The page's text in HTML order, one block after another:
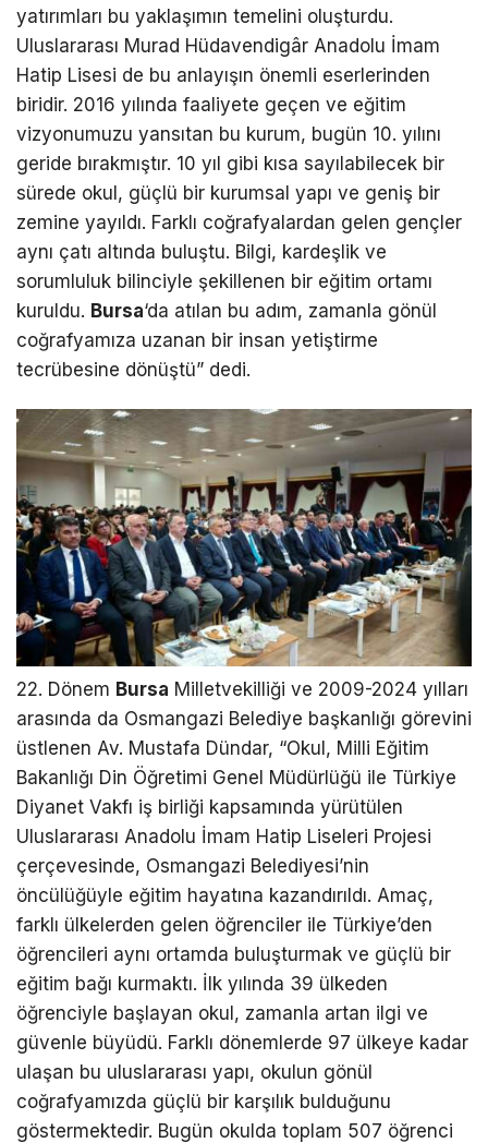
yatırımları bu yaklaşımın temelini oluşturdu.
Uluslararası Murad Hüdavendigâr Anadolu İmam
Hatip Lisesi de bu anlayışın önemli eserlerinden
biridir. 2016 yılında faaliyete geçen ve eğitim
vizyonumuzu yansıtan bu kurum, bugün 10. yılını
geride bırakmıştır. 10 yıl gibi kısa sayılabilecek bir
sürede okul, güçlü bir kurumsal yapı ve geniş bir
zemine yayıldı. Farklı coğrafyalardan gelen gençler
aynı çatı altında buluştu. Bilgi, kardeşlik ve
sorumluluk bilinciyle şekillenen bir eğitim ortamı
kuruldu. Bursa‘da atılan bu adım, zamanla gönül
coğrafyamıza uzanan bir insan yetiştirme
tecrübesine dönüştü” dedi.
22. Dönem Bursa Milletvekilliği ve 2009-2024 yılları
arasında da Osmangazi Belediye başkanlığı görevini
üstlenen Av. Mustafa Dündar, “Okul, Milli Eğitim
Bakanlığı Din Öğretimi Genel Müdürlüğü ile Türkiye
Diyanet Vakfı iş birliği kapsamında yürütülen
Uluslararası Anadolu İmam Hatip Liseleri Projesi
çerçevesinde, Osmangazi Belediyesi’nin
öncülüğüyle eğitim hayatına kazandırıldı. Amaç,
farklı ülkelerden gelen öğrenciler ile Türkiye’den
öğrencileri aynı ortamda buluşturmak ve güçlü bir
eğitim bağı kurmaktı. İlk yılında 39 ülkeden
öğrenciyle başlayan okul, zamanla artan ilgi ve
güvenle büyüdü. Farklı dönemlerde 97 ülkeye kadar
ulaşan bu uluslararası yapı, okulun gönül
coğrafyamızda güçlü bir karşılık bulduğunu
göstermektedir. Bugün okulda toplam 507 öğrenci